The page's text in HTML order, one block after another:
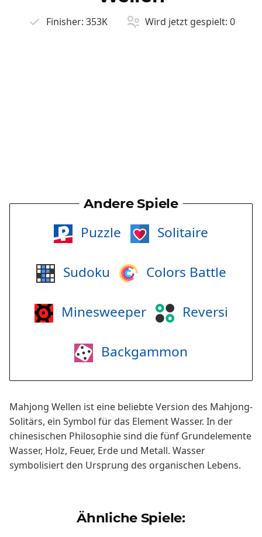
Finisher: 353K Wird jetzt gespielt: 0
Andere Spiele
Puzzle Solitaire
Sudoku Colors Battle
Minesweeper Reversi
Backgammon
Mahjong Wellen ist eine beliebte Version des Mahjong-
Solitärs, ein Symbol für das Element Wasser. In der
chinesischen Philosophie sind die fünf Grundelemente
Wasser, Holz, Feuer, Erde und Metall. Wasser
symbolisiert den Ursprung des organischen Lebens.
Ähnliche Spiele: